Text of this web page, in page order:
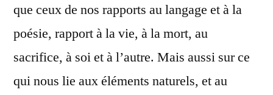
que ceux de nos rapports au langage et à la
poésie, rapport à la vie, à la mort, au
sacrifice, à soi et à l’autre. Mais aussi sur ce
qui nous lie aux éléments naturels, et au